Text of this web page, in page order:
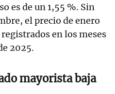
es de un 1,55 %. Sin
el precio de enero
en los meses
2025.
mayorista baja